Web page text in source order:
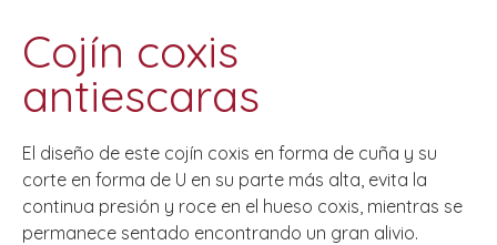
Cojín coxis
antiescaras
El diseño de este cojín coxis en forma de cuña y su
corte en forma de U en su parte más alta, evita la
continua presión y roce en el hueso coxis, mientras se
permanece sentado encontrando un gran alivio.